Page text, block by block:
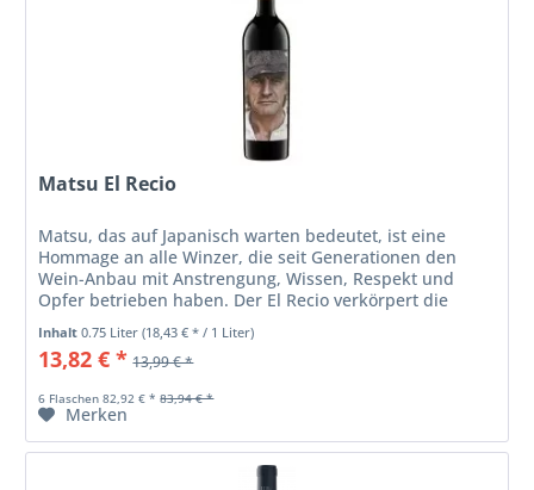
Matsu El Recio
Matsu, das auf Japanisch warten bedeutet, ist eine
Hommage an alle Winzer, die seit Generationen den
Wein-Anbau mit Anstrengung, Wissen, Respekt und
Opfer betrieben haben. Der El Recio verkörpert die
Inhalt0.75 Liter(18,43 € * / 1 Liter)
13,82 € * 13,99 € *
6 Flaschen 82,92 € * 83,94 € *
Merken